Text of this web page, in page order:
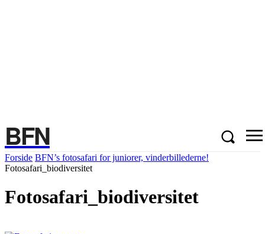
BFN
Forside BFN’s fotosafari for juniorer, vinderbillederne!
Fotosafari_biodiversitet
Fotosafari_biodiversitet